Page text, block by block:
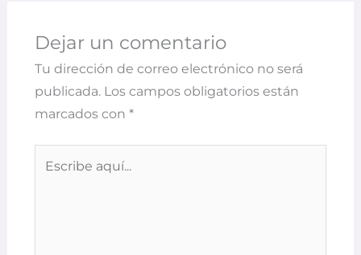
Dejar un comentario
Tu dirección de correo electrónico no será
publicada. Los campos obligatorios están
marcados con *